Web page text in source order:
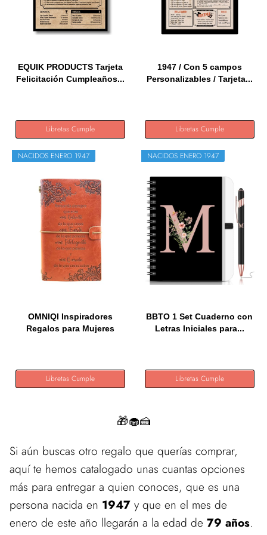
EQUIK PRODUCTS Tarjeta
Felicitación Cumpleaños...
Libretas Cumple
1947 / Con 5 campos
Personalizables / Tarjeta...
Libretas Cumple
NACIDOS ENERO 1947
OMNIQI Inspiradores
Regalos para Mujeres
Libretas Cumple
NACIDOS ENERO 1947
BBTO 1 Set Cuaderno con
Letras Iniciales para...
Libretas Cumple
🎁🧁🍰
Si aún buscas otro regalo que querías comprar,
aquí te hemos catalogado unas cuantas opciones
más para entregar a quien conoces, que es una
persona nacida en 1947 y que en el mes de
enero de este año llegarán a la edad de 79 años.